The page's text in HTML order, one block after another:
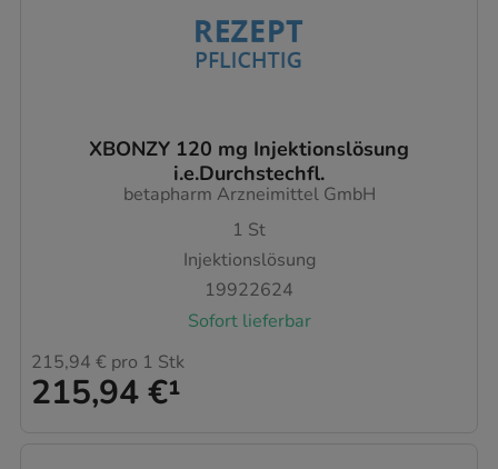
XBONZY 120 mg Injektionslösung
i.e.Durchstechfl.
betapharm Arzneimittel GmbH
1 St
Injektionslösung
19922624
Sofort lieferbar
215,94 €¹
215,94 € pro 1 Stk